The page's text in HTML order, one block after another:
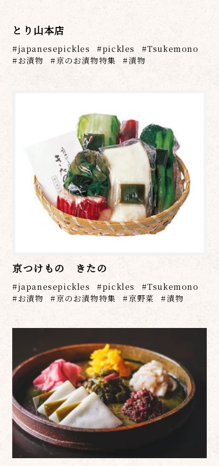
とり山本店
japanesepickles pickles
Tsukemono
お漬物
京のお漬物特集 漬物
京つけもの きたの
japanesepickles pickles
Tsukemono
お漬物
京のお漬物特集 京野菜 漬物